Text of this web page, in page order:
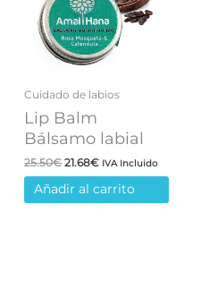
Cuidado de labios
Lip Balm
Bálsamo labial
25.50€El
precio
original
era:
21.68€El
precio
actual
es:
IVA Incluido
Añadir al carrito